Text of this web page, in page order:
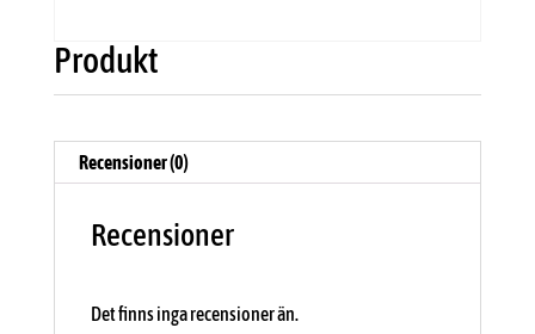
Produkt
Recensioner (0)
Recensioner
Det finns inga recensioner än.